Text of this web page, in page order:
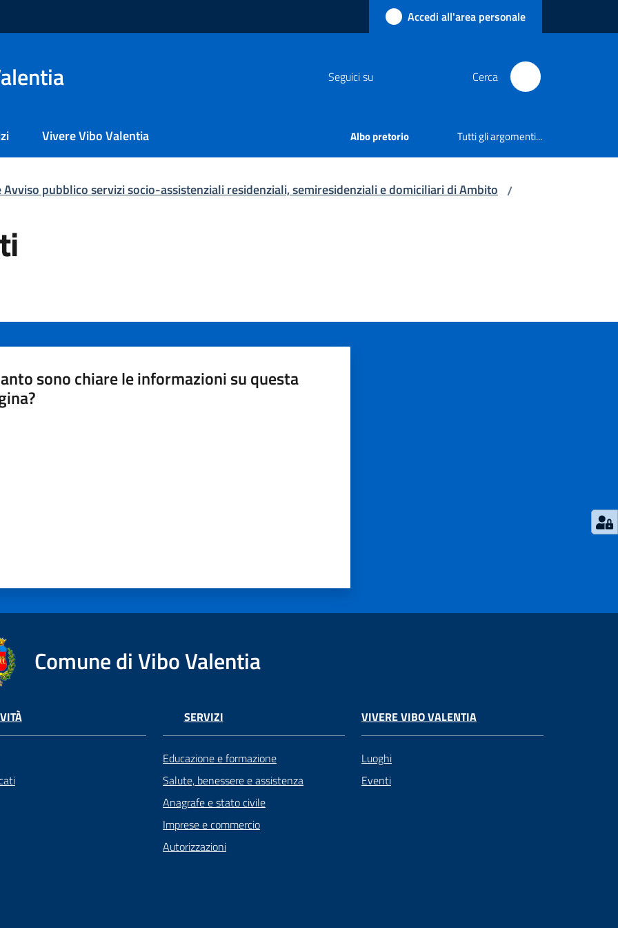
Accedi all'area personale
Seguici su Cerca
Vivere Vibo Valentia Albo pretorio Tutti gli argomenti...
pubblico servizi socio-assistenziali residenziali, semiresidenziali e domiciliari di Ambito /
sono chiare le informazioni su questa
Comune di Vibo Valentia
SERVIZI
Educazione e formazione
Salute, benessere e assistenza
Anagrafe e stato civile
Imprese e commercio
Autorizzazioni
VIVERE VIBO VALENTIA
Luoghi
Eventi